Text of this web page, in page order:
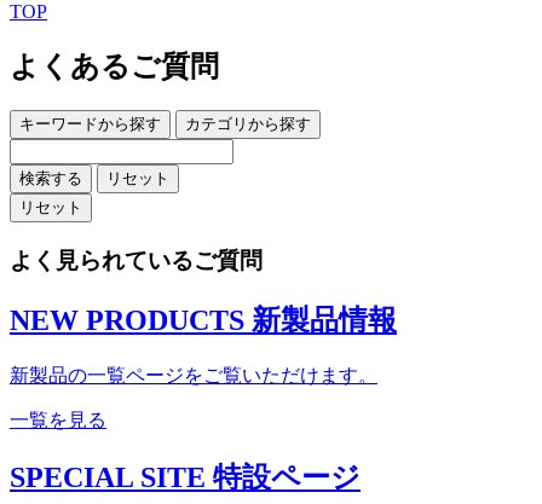
TOP
よくあるご質問
キーワードから探す カテゴリから探す
検索する
リセット
リセット
よく見られているご質問
NEW PRODUCTS 新製品情報
新製品の一覧ページをご覧いただけます。
一覧を見る
SPECIAL SITE 特設ページ